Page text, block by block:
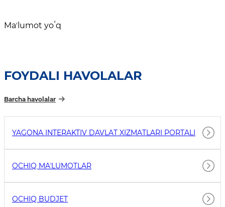
Maʼlumot yoʻq
FOYDALI HAVOLALAR
Barcha havolalar
YAGONA INTERAKTIV DAVLAT XIZMATLARI PORTALI
OCHIQ MAʼLUMOTLAR
OCHIQ BUDJET